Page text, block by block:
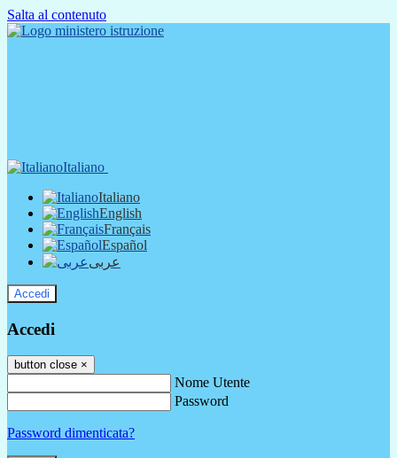
Salta al contenuto
Italiano
Italiano
English
Français
Español
عربى
Accedi
Accedi
button close ×
Nome Utente
Password
Password dimenticata?